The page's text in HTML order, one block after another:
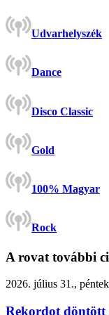
Udvarhelyszék
Dance
Disco Classic
Gold
100% Magyar
Rock
A rovat további
2026. július 31., péntek
Rekordot döntött